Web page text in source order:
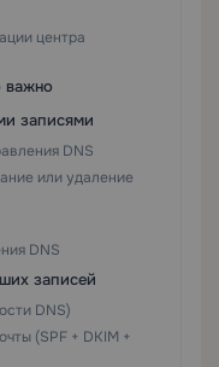
центра
важно
записями
DNS
или удаление
DNS
записей
DNS)
(SPF + DKIM +